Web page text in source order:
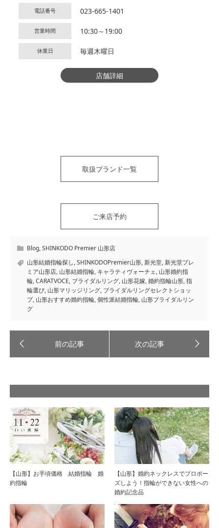
電話番号 023-665-1401
営業時間 10:30～19:00
休業日 毎週木曜日
店舗詳細
取扱ブランド一覧
ご来店予約
Blog,SHINKODO Premier 山形店
山形結婚指輪探し,SHINKODOPremier山形,新光堂,新光堂プレ
ミア山形店, 山形結婚指輪, キャラティヴォーチェ, 山形婚約指
輪,CARATVOCE, ブライダルリング, 山形花嫁,婚約指輪山形,指
輪選び, 山形マリッジリング, ブライダルリングセレクトショッ
プ, 山形おすすめ婚約指輪,個性派結婚指輪, 山形ブライダルリン
グ
【山形】お手頃価格 結婚指輪 婚
約指輪
【山形】婚約ネックレスでプロポー
ズしよう！指輪ができない女性への
婚約記念品